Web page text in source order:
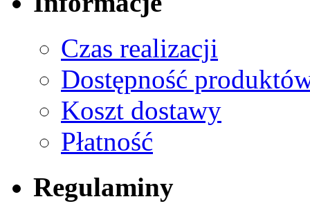
Czas realizacji
Dostępność
Koszt dostawy
Płatność
Regulaminy